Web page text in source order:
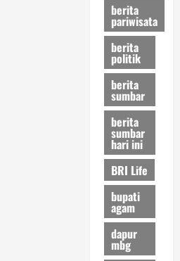
berita
pariwisata
berita
politik
berita
sumbar
berita
sumbar
hari ini
BRI Life
bupati
agam
dapur
mbg